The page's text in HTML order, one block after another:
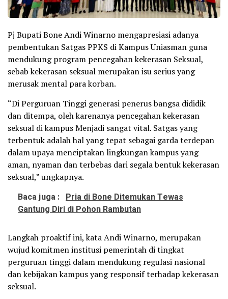
Pj Bupati Bone Andi Winarno mengapresiasi adanya
pembentukan Satgas PPKS di Kampus Uniasman guna
mendukung program pencegahan kekerasan Seksual,
sebab kekerasan seksual merupakan isu serius yang
merusak mental para korban.
“Di Perguruan Tinggi generasi penerus bangsa dididik
dan ditempa, oleh karenanya pencegahan kekerasan
seksual di kampus Menjadi sangat vital. Satgas yang
terbentuk adalah hal yang tepat sebagai garda terdepan
dalam upaya menciptakan lingkungan kampus yang
aman, nyaman dan terbebas dari segala bentuk kekerasan
seksual,” ungkapnya.
Baca juga : Pria di Bone Ditemukan Tewas
Gantung Diri di Pohon Rambutan
Langkah proaktif ini, kata Andi Winarno, merupakan
wujud komitmen institusi pemerintah di tingkat
perguruan tinggi dalam mendukung regulasi nasional
dan kebijakan kampus yang responsif terhadap kekerasan
seksual.